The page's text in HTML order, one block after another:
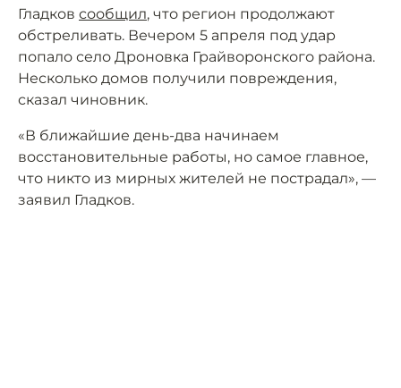
Гладков сообщил, что регион продолжают
обстреливать. Вечером 5 апреля под удар
попало село Дроновка Грайворонского района.
Несколько домов получили повреждения,
сказал чиновник.
«В ближайшие день-два начинаем
восстановительные работы, но самое главное,
что никто из мирных жителей не пострадал», —
заявил Гладков.